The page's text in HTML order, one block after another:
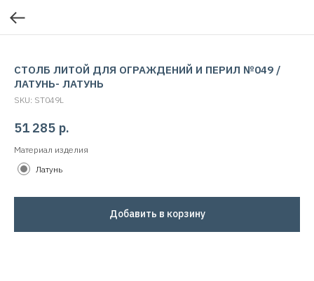
СТОЛБ ЛИТОЙ ДЛЯ ОГРАЖДЕНИЙ И ПЕРИЛ №049 /
ЛАТУНЬ- ЛАТУНЬ
SKU: ST049L
51 285 р.
Материал изделия
Латунь
Добавить в корзину